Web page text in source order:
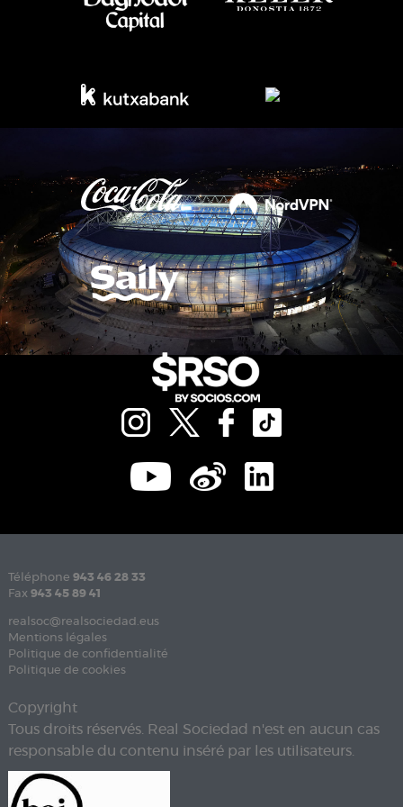
Téléphone 943 46 28 33
Fax 943 45 89 41
realsoc@realsociedad.eus
Mentions légales
Politique de confidentialité
Politique de cookies
Copyright
Tous droits réservés. Real Sociedad n'est en aucun cas
responsable du contenu inséré par les utilisateurs.